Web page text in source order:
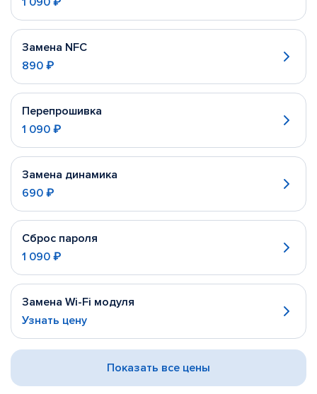
Замена NFC
890 ₽
Перепрошивка
1 090 ₽
Замена динамика
690 ₽
Сброс пароля
1 090 ₽
Замена Wi-Fi модуля
Узнать цену
Показать все цены